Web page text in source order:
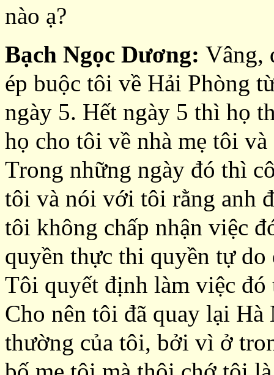
nào ạ?
Bạch Ngọc Dương: Vâng,
ép buộc tôi về Hải Phòng
ngày 5. Hết ngày 5 thì họ
họ cho tôi về nhà mẹ tôi
Trong những ngày đó thì
tôi và nói với tôi rằng anh
tôi không chấp nhận việc
quyền thực thi quyền tự
Tôi quyết định làm việc
Cho nên tôi đã quay lại
thường của tôi, bởi vì ở